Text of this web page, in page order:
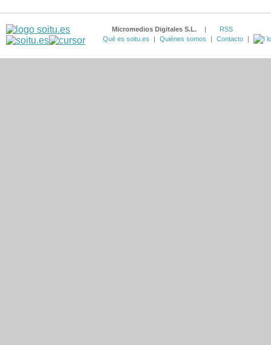
Micromedios Digitales S.L. |
RSS
Qué es soitu.es
| Quiénes somos | Contacto |